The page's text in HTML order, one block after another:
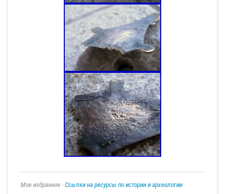
Мое избранное - Ссылки на ресурсы по истории и археологии